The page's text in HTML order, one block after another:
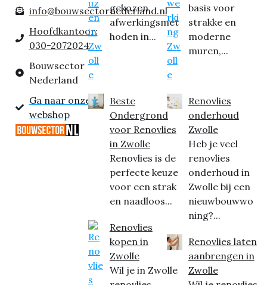
info@bouwsectornederland.nl
Hoofdkantoor:
030-2072024
Bouwsector
Nederland
Ga naar onze
webshop
gekozen
afwerkingsmet
hoden in...
Beste
Ondergrond
voor Renovlies
in Zwolle
Renovlies is de
perfecte keuze
voor een strak
en naadloos...
Renovlies
kopen in
Zwolle
Wil je in Zwolle
basis voor
strakke en
moderne
muren,...
Renovlies
onderhoud
Zwolle
Heb je veel
renovlies
onderhoud in
Zwolle bij een
nieuwbouwwo
ning?...
Renovlies laten
aanbrengen in
Zwolle